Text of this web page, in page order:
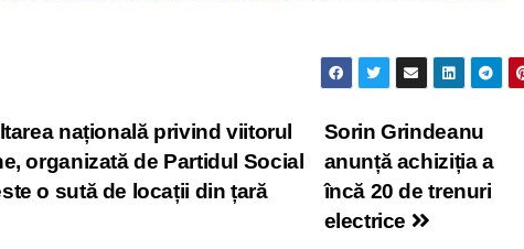
Sorin Grindeanu
anunță achiziția a
încă 20 de trenuri
electrice
națională privind viitorul
organizată de Partidul Social
o sută de locații din țară